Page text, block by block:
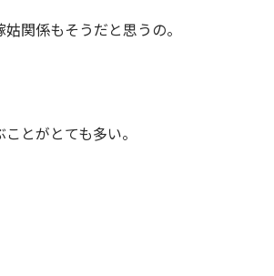
関係もそうだと思うの。
とがとても多い。